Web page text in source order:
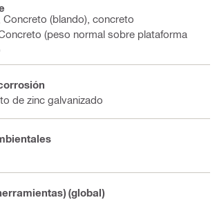
Concreto (blando), concreto
(peso normal sobre plataforma
de zinc galvanizado
(global)